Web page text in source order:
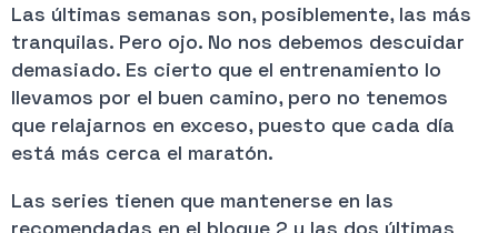
Las últimas semanas son, posiblemente, las más
tranquilas. Pero ojo. No nos debemos descuidar
demasiado. Es cierto que el entrenamiento lo
llevamos por el buen camino, pero no tenemos
que relajarnos en exceso, puesto que cada día
está más cerca el maratón.
Las series tienen que mantenerse en las